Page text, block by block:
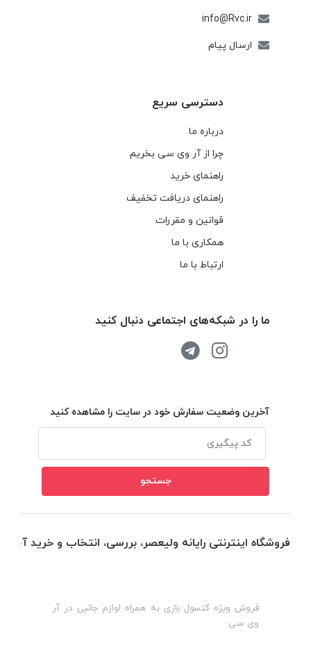
info@Rvc.ir
ارسال پیام
دسترسی سریع
درباره ما
چرا از آر وی سی بخریم
راهنمای خرید
راهنمای دریافت تخفیف
قوانین و مقررات
همکاری با ما
ارتباط با ما
ما را در شبکه‌های اجتماعی دنبال کنید
آخرین وضعیت سفارش خود در سایت را مشاهده کنید
فروشگاه اینترنتی رایانه ولیعصر، بررسی، انتخاب و خرید
فروش ویژه کنسول بازی به همراه لوازم جانبی در آر
وی سی